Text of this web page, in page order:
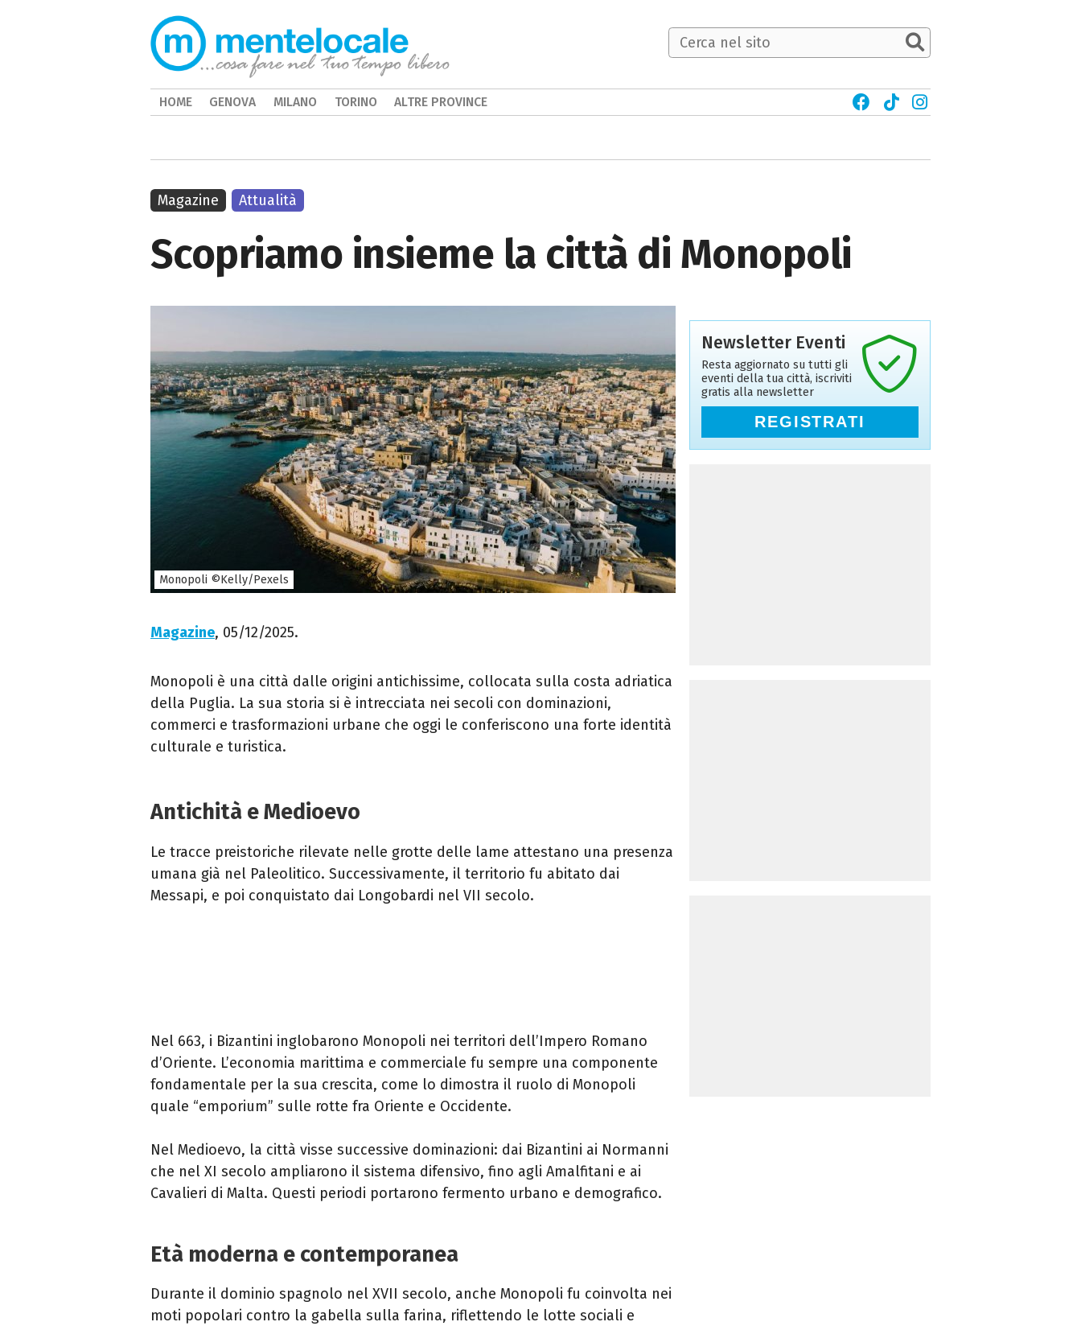
Scopriamo insieme la città di Monopoli
Monopoli ©Kelly/Pexels
Magazine, 05/12/2025.
Monopoli è una città dalle origini antichissime, collocata sulla costa adriatica
della Puglia. La sua storia si è intrecciata nei secoli con dominazioni,
commerci e trasformazioni urbane che oggi le conferiscono una forte identità
culturale e turistica.​
Antichità e Medioevo
Le tracce preistoriche rilevate nelle grotte delle lame attestano una presenza
umana già nel Paleolitico. Successivamente, il territorio fu abitato dai
Messapi, e poi conquistato dai Longobardi nel VII secolo.
Nel 663, i Bizantini inglobarono Monopoli nei territori dell’Impero Romano
d’Oriente. L’economia marittima e commerciale fu sempre una componente
fondamentale per la sua crescita, come lo dimostra il ruolo di Monopoli
quale “emporium” sulle rotte fra Oriente e Occidente.​
Nel Medioevo, la città visse successive dominazioni: dai Bizantini ai Normanni
che nel XI secolo ampliarono il sistema difensivo, fino agli Amalfitani e ai
Cavalieri di Malta. Questi periodi portarono fermento urbano e demografico.​
Età moderna e contemporanea
Durante il dominio spagnolo nel XVII secolo, anche Monopoli fu coinvolta nei
moti popolari contro la gabella sulla farina, riflettendo le lotte sociali e
Magazine Attualità
Newsletter Eventi
Resta aggiornato su tutti gli
eventi della tua città, iscriviti
gratis alla newsletter
REGISTRATI
HOME GENOVA MILANO TORINO ALTRE PROVINCE